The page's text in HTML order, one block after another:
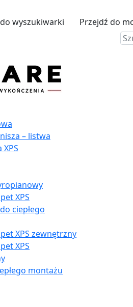
wyszukiwarki Przejdź do
– listwa
XPS
ciepłego
XPS zewnętrzny
XPS
montażu